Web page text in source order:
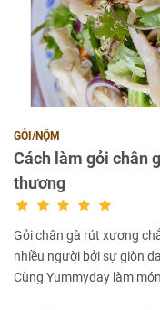
GỎI/NỘM
Cách làm gỏi chân
thương
Gỏi chân gà rút xương
nhiều người bởi sự giòn
Cùng Yummyday làm